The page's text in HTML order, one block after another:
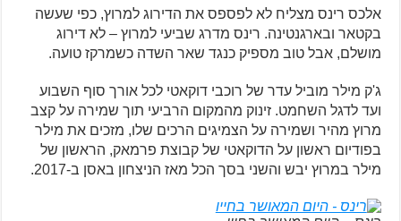
אלכס רינס מצליח לא לפספס את הדירוג למרוץ, כפי שעשה
בקטאר ובארגנטינה. רינס מדרג שביעי למרוץ – לא דירוג
מושלם, אבל טוב מספיק כנגד שאר השדה כשמרקז טועה.
ג'ק מילר מוביל עדר של רוכבי דוקאטי לכל אורך סוף השבוע
ועד לדגל השחמט. זינוק מהמקום הרביעי תוך שמירה על קצב
מרוץ מהיר ושמירה על הצמיגים הרכים שלו, מזכים את מילר
בפודיום ראשון על הדוקאטי של קבוצת פרמאק, הראשון של
מילר במרוץ יבש והשני בסך הכל מאז הניצחון באסן ב-2017.